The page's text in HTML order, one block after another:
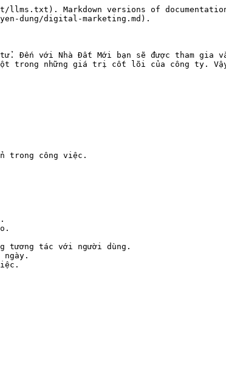
Markdown versions of
dung/digital-marketing.md).
Đến với Nhà Đất Mới bạn sẽ được tham gia
những giá trị cốt lõi của công ty. Vậy
trong công việc.
tương tác với người dùng.